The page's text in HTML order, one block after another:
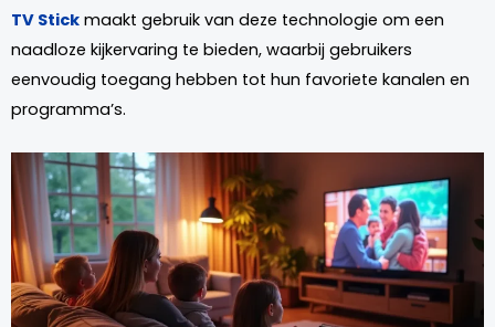
TV Stick maakt gebruik van deze technologie om een
naadloze kijkervaring te bieden, waarbij gebruikers
eenvoudig toegang hebben tot hun favoriete kanalen en
programma’s.